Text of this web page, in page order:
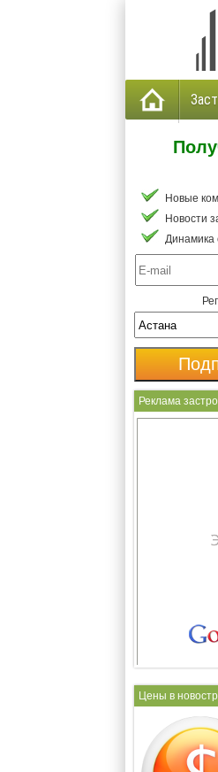
Новые
Новости
Динамика
Реклама
Цены в